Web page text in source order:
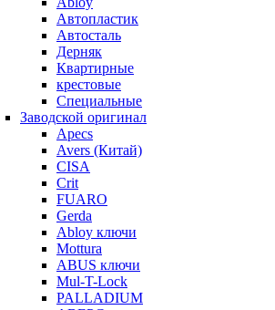
Автопластик
Автосталь
Дерняк
Квартирные
крестовые
Специальные
Заводской оригинал
Apecs
Avers (Китай)
CISA
Crit
FUARO
Gerda
Abloy ключи
Mottura
ABUS ключи
Mul-T-Lock
PALLADIUM